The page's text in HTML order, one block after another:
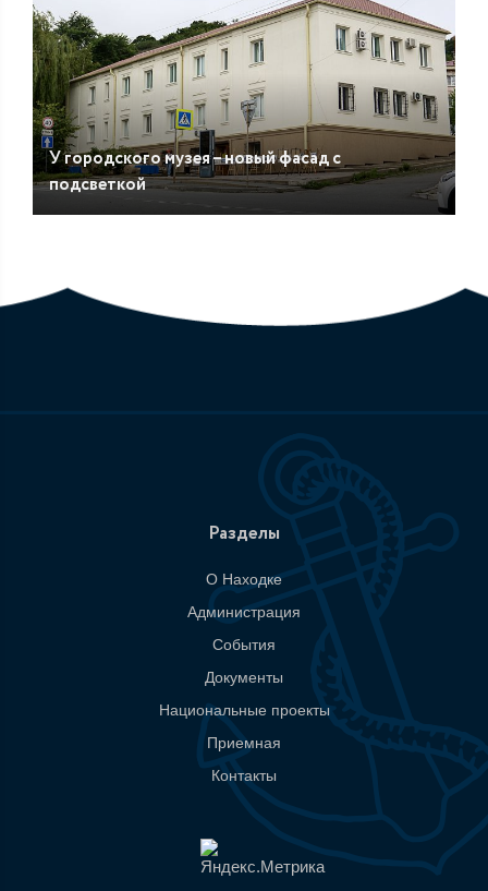
У городского музея – новый фасад с
подсветкой
Разделы
О Находке
Администрация
События
Документы
Национальные проекты
Приемная
Контакты